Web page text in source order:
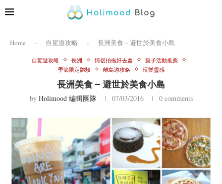
Home - 自駕遊攻略 - 長洲美食 – 避世於美食小島
自駕遊攻略 長洲 情侶拍拖好去處
親子活動推薦
季節限定體驗
離島游攻略 玩樂靈感
長洲美食 – 避世於美食小島
by Holimood 編輯團隊 07/03/2016 0 comments